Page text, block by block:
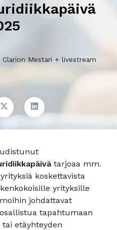
Clarion Mestari + livestream
tarjoaa mm.
koskettavista
yrityksille
johdattavat
tapahtumaan
etäyhteyden